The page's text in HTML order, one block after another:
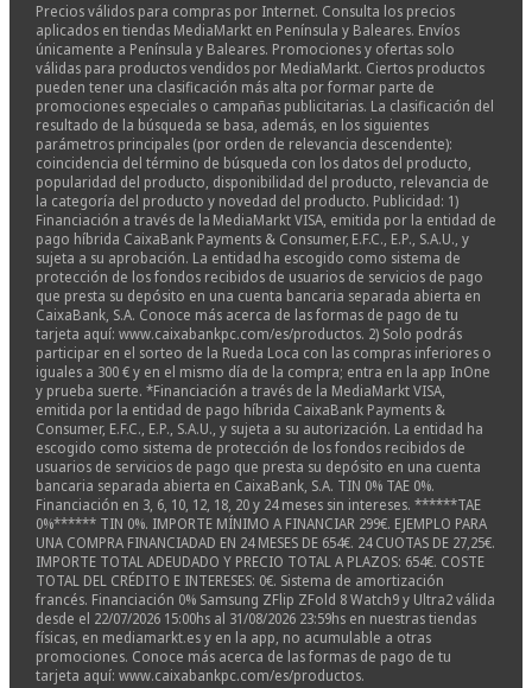
Precios válidos para compras por Internet. Consulta los precios
aplicados en tiendas MediaMarkt en Península y Baleares. Envíos
únicamente a Península y Baleares. Promociones y ofertas solo
válidas para productos vendidos por MediaMarkt. Ciertos productos
pueden tener una clasificación más alta por formar parte de
promociones especiales o campañas publicitarias. La clasificación del
resultado de la búsqueda se basa, además, en los siguientes
parámetros principales (por orden de relevancia descendente):
coincidencia del término de búsqueda con los datos del producto,
popularidad del producto, disponibilidad del producto, relevancia de
la categoría del producto y novedad del producto. Publicidad: 1)
Financiación a través de la MediaMarkt VISA, emitida por la entidad de
pago híbrida CaixaBank Payments & Consumer, E.F.C., E.P., S.A.U., y
sujeta a su aprobación. La entidad ha escogido como sistema de
protección de los fondos recibidos de usuarios de servicios de pago
que presta su depósito en una cuenta bancaria separada abierta en
CaixaBank, S.A. Conoce más acerca de las formas de pago de tu
tarjeta aquí: www.caixabankpc.com/es/productos. 2) Solo podrás
participar en el sorteo de la Rueda Loca con las compras inferiores o
iguales a 300 € y en el mismo día de la compra; entra en la app InOne
y prueba suerte. *Financiación a través de la MediaMarkt VISA,
emitida por la entidad de pago híbrida CaixaBank Payments &
Consumer, E.F.C., E.P., S.A.U., y sujeta a su autorización. La entidad ha
escogido como sistema de protección de los fondos recibidos de
usuarios de servicios de pago que presta su depósito en una cuenta
bancaria separada abierta en CaixaBank, S.A. TIN 0% TAE 0%.
Financiación en 3, 6, 10, 12, 18, 20 y 24 meses sin intereses. ******TAE
0%****** TIN 0%. IMPORTE MÍNIMO A FINANCIAR 299€. EJEMPLO PARA
UNA COMPRA FINANCIADAD EN 24 MESES DE 654€. 24 CUOTAS DE 27,25€.
IMPORTE TOTAL ADEUDADO Y PRECIO TOTAL A PLAZOS: 654€. COSTE
TOTAL DEL CRÉDITO E INTERESES: 0€. Sistema de amortización
francés. Financiación 0% Samsung ZFlip ZFold 8 Watch9 y Ultra2 válida
desde el 22/07/2026 15:00hs al 31/08/2026 23:59hs en nuestras tiendas
físicas, en mediamarkt.es y en la app, no acumulable a otras
promociones. Conoce más acerca de las formas de pago de tu
tarjeta aquí: www.caixabankpc.com/es/productos.